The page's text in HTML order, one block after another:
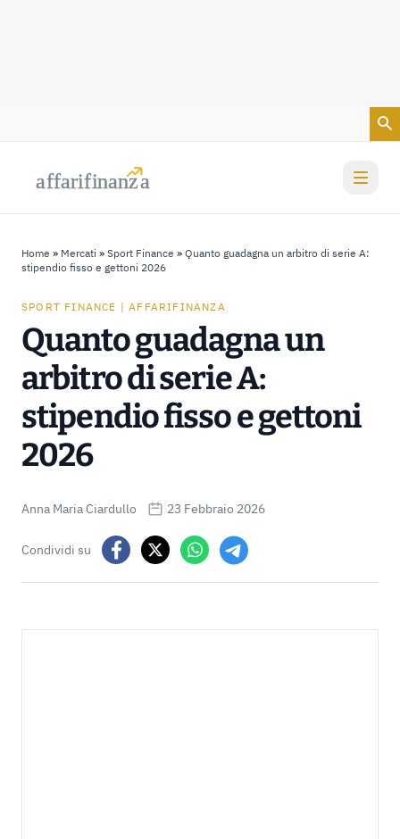
affarifinanza
affarifinanza
Home » Mercati » Sport Finance » Quanto guadagna un arbitro di serie A:
stipendio fisso e gettoni 2026
SPORT FINANCE | AFFARIFINANZA
Quanto guadagna un
arbitro di serie A:
stipendio fisso e gettoni
2026
Anna Maria Ciardullo 23 Febbraio 2026
Condividi su